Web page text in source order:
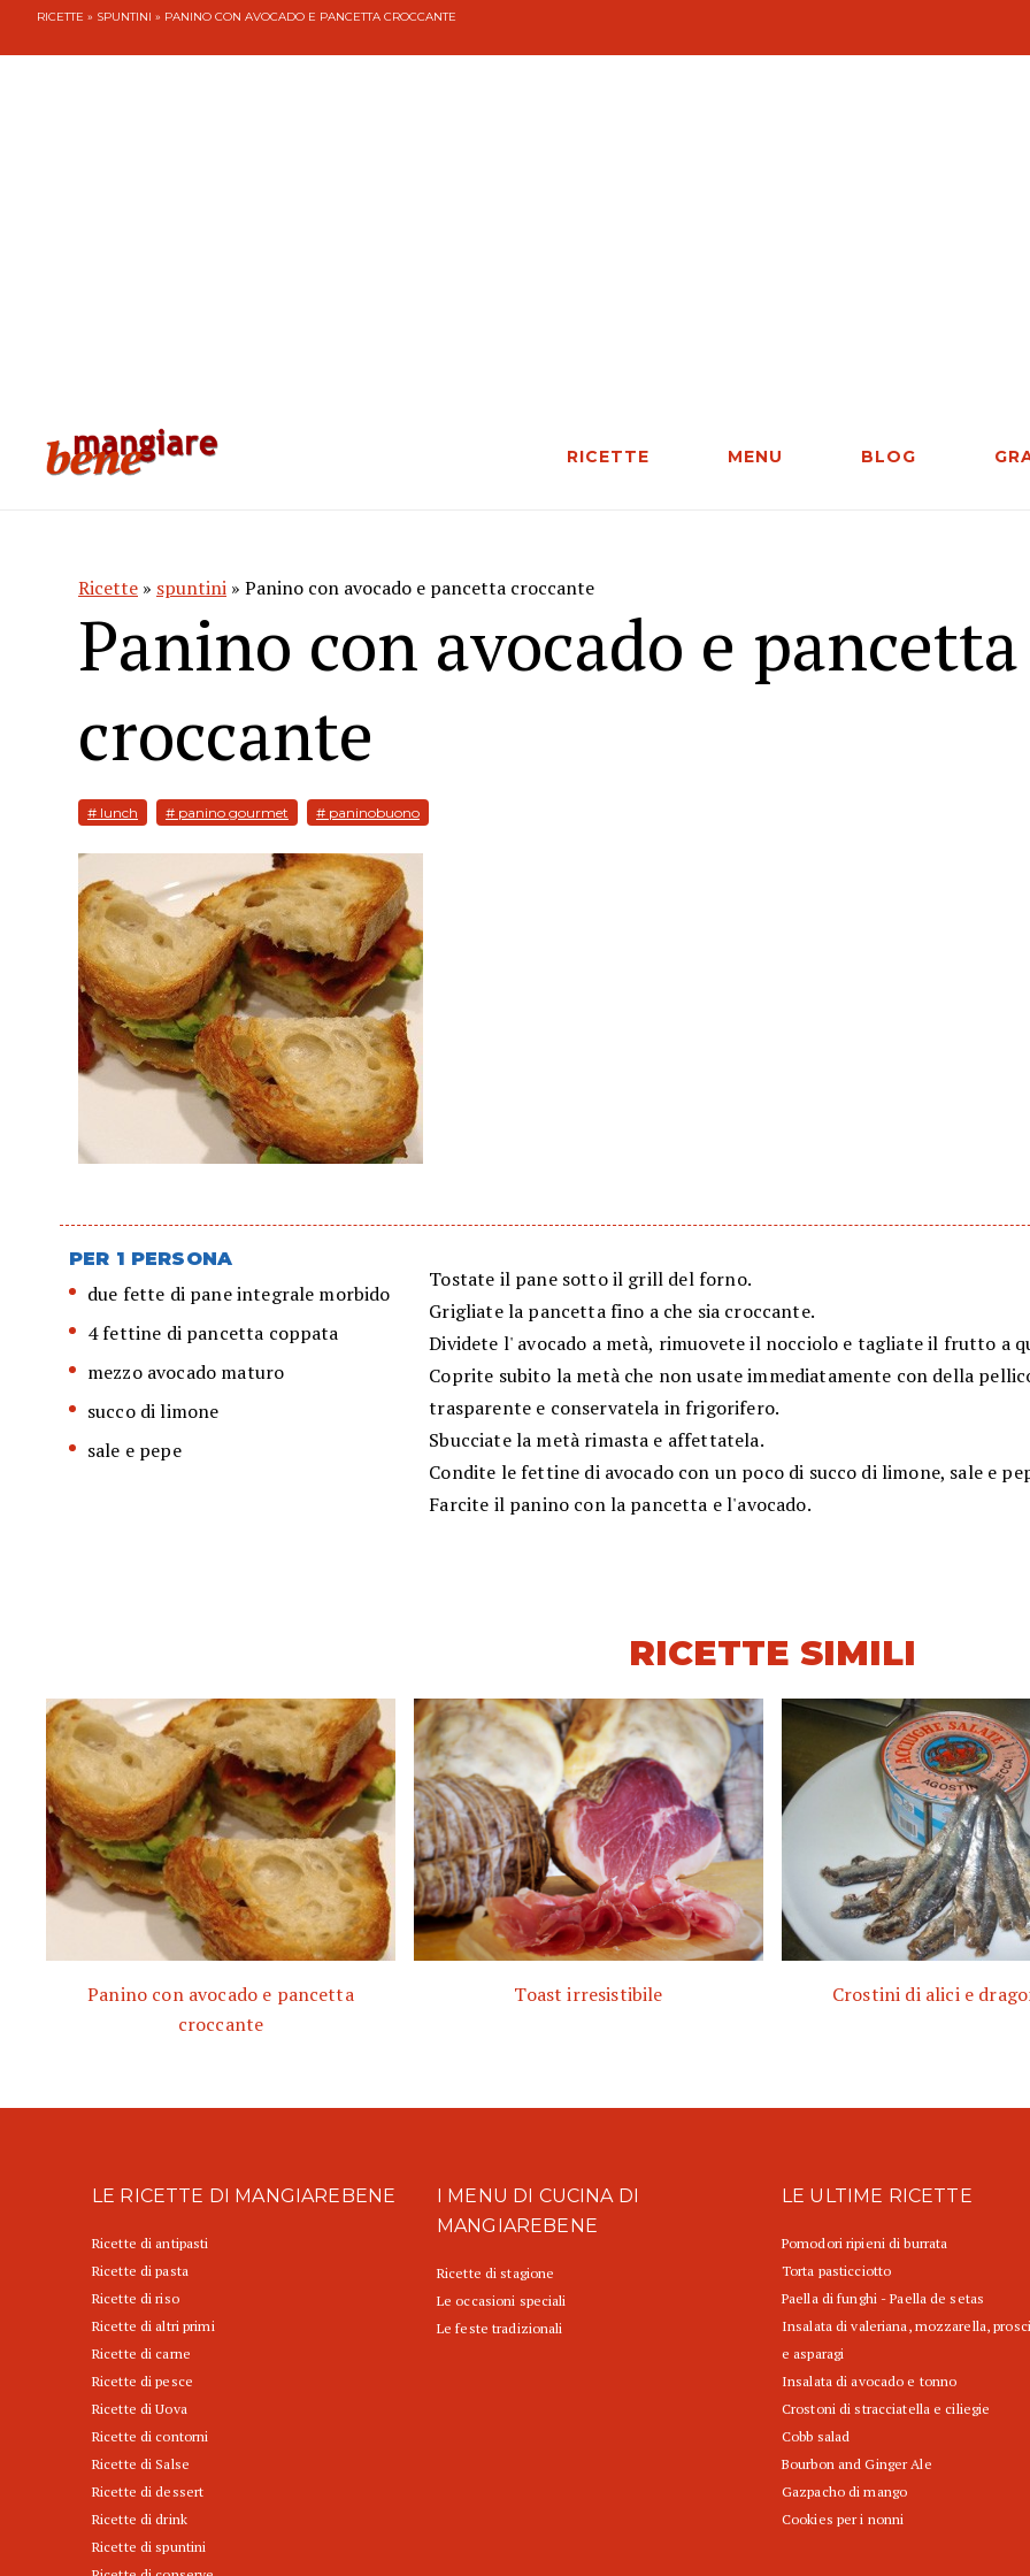
RICETTE » SPUNTINI » PANINO CON AVOCADO E PANCETTA CROCCANTE
RICETTE MENU BLOG
Ricette » spuntini » Panino con avocado e pancetta croccante
Panino con avocado e pancetta
croccante
# lunch # panino gourmet # paninobuono
PER 1 PERSONA
due fette di pane integrale morbido
4 fettine di pancetta coppata
mezzo avocado maturo
succo di limone
sale e pepe
Tostate il pane sotto il grill del forno.
Grigliate la pancetta fino a che sia croccante.
Dividete l' avocado a metà, rimuovete il nocciolo e tagliate il frutto a
Coprite subito la metà che non usate immediatamente con della
trasparente e conservatela in frigorifero.
Sbucciate la metà rimasta e affettatela.
Condite le fettine di avocado con un poco di succo di limone, sale e
Farcite il panino con la pancetta e l'avocado.
RICETTE SIMILI
Panino con avocado e pancetta
croccante
Toast irresistibile Crostini di alici e
LE RICETTE DI MANGIAREBENE
Ricette di antipasti
Ricette di pasta
Ricette di riso
Ricette di altri primi
Ricette di carne
Ricette di pesce
Ricette di Uova
Ricette di contorni
Ricette di Salse
Ricette di dessert
Ricette di drink
Ricette di spuntini
I MENU DI CUCINA DI
MANGIAREBENE
Ricette di stagione
Le occasioni speciali
Le feste tradizionali
LE ULTIME RICETTE
Pomodori ripieni di burrata
Torta pasticciotto
Paella di funghi - Paella de setas
Insalata di valeriana, mozzarella,
e asparagi
Insalata di avocado e tonno
Crostoni di stracciatella e ciliegie
Cobb salad
Bourbon and Ginger Ale
Gazpacho di mango
Cookies per i nonni